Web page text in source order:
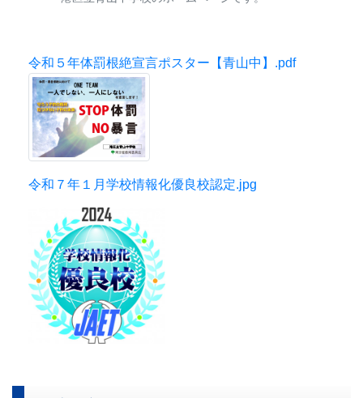
令和５年体罰根絶宣言ポスター【青山中】.pdf
令和７年１月学校情報化優良校認定.jpg